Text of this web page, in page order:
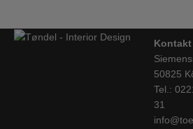
Kontakt
50825
Tel.:
31